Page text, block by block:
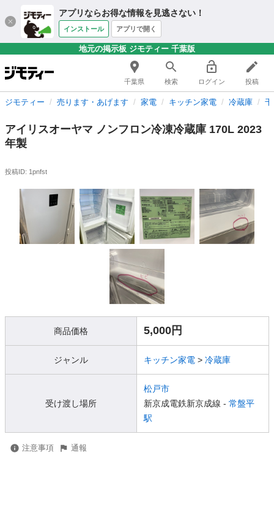
アプリならお得な情報を見逃さない！
インストール アプリで開く
地元の掲示板 ジモティー 千葉版
千葉県 検索 ログイン 投稿
ジモティー 売ります・あげます 家電 キッチン家電 冷蔵庫
アイリスオーヤマ ノンフロン冷凍冷蔵庫 170L 2023
年製
投稿ID: 1pnfst
商品価格 5,000円
ジャンル キッチン家電 > 冷蔵庫
受け渡し場所
松戸市
新京成電鉄新京成線 - 常盤平
駅
注意事項 通報